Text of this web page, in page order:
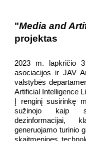
"Media and
projektas
2023 m. lapkričio
asociacijos ir JAV
valstybės
Artificial Intelligence
Į renginį susirinkę
sužinojo kaip
dezinformacijai,
generuojamo turinio